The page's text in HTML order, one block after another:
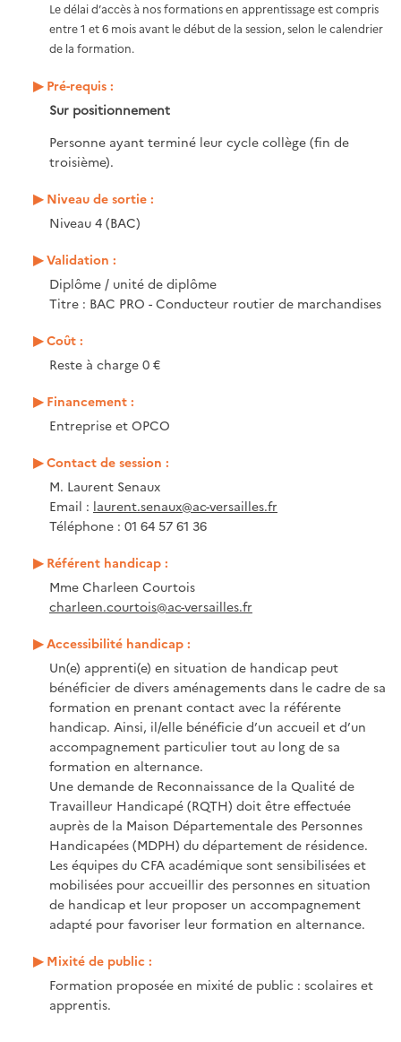
Le délai d’accès à nos formations en apprentissage est compris
entre 1 et 6 mois avant le début de la session, selon le calendrier
de la formation.
Pré-requis :
Sur positionnement
Personne ayant terminé leur cycle collège (fin de
troisième).
Niveau de sortie :
Niveau 4 (BAC)
Validation :
Diplôme / unité de diplôme
Titre : BAC PRO - Conducteur routier de marchandises
Coût :
Reste à charge 0 €
Financement :
Entreprise et OPCO
Contact de session :
M. Laurent Senaux
Email : laurent.senaux@ac-versailles.fr
Téléphone : 01 64 57 61 36
Référent handicap :
Mme Charleen Courtois
charleen.courtois@ac-versailles.fr
Accessibilité handicap :
Un(e) apprenti(e) en situation de handicap peut
bénéficier de divers aménagements dans le cadre de sa
formation en prenant contact avec la référente
handicap. Ainsi, il/elle bénéficie d’un accueil et d’un
accompagnement particulier tout au long de sa
formation en alternance.
Une demande de Reconnaissance de la Qualité de
Travailleur Handicapé (RQTH) doit être effectuée
auprès de la Maison Départementale des Personnes
Handicapées (MDPH) du département de résidence.
Les équipes du CFA académique sont sensibilisées et
mobilisées pour accueillir des personnes en situation
de handicap et leur proposer un accompagnement
adapté pour favoriser leur formation en alternance.
Mixité de public :
Formation proposée en mixité de public : scolaires et
apprentis.